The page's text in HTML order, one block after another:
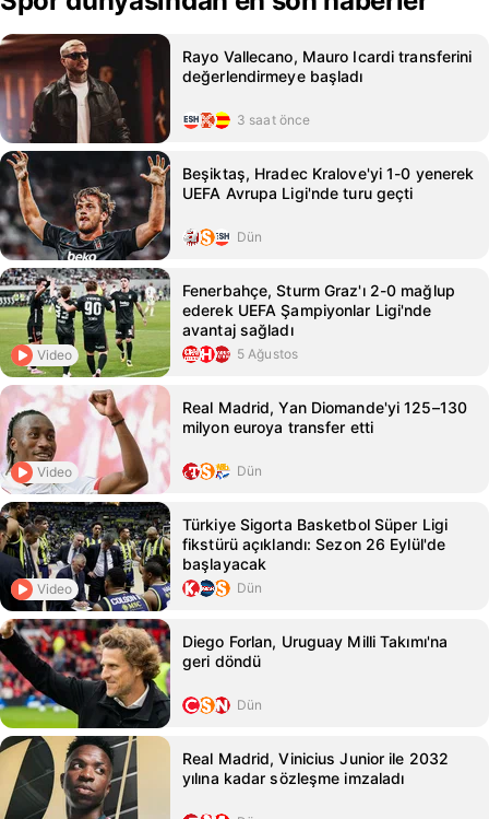
Rayo Vallecano, Mauro Icardi transferini
değerlendirmeye başladı
3 saat önce
Beşiktaş, Hradec Kralove'yi 1-0 yenerek
UEFA Avrupa Ligi'nde turu geçti
Dün
Video
Fenerbahçe, Sturm Graz'ı 2-0 mağlup
ederek UEFA Şampiyonlar Ligi'nde
avantaj sağladı
5 Ağustos
Video
Real Madrid, Yan Diomande'yi 125–130
milyon euroya transfer etti
Dün
Video
Türkiye Sigorta Basketbol Süper Ligi
fikstürü açıklandı: Sezon 26 Eylül'de
başlayacak
Dün
Diego Forlan, Uruguay Milli Takımı'na
geri döndü
Dün
Real Madrid, Vinicius Junior ile 2032
yılına kadar sözleşme imzaladı